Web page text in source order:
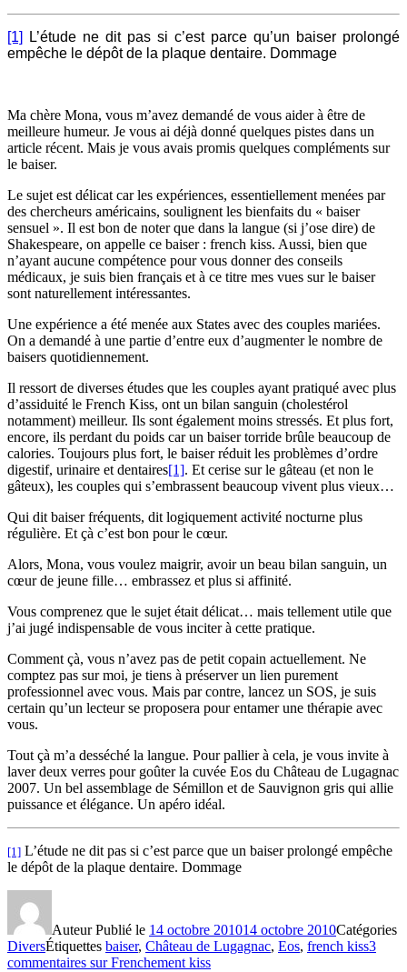
[1]
L’étude ne dit pas si c’est parce qu’un baiser prolongé
empêche le dépôt de la plaque dentaire. Dommage
Ma chère Mona, vous m’avez demandé de vous aider à être de
meilleure humeur. Je vous ai déjà donné quelques pistes dans un
article récent. Mais je vous avais promis quelques compléments sur
le baiser.
Le sujet est délicat car les expériences, essentiellement menées par
des chercheurs américains, soulignent les bienfaits du « baiser
sensuel ». Il est bon de noter que dans la langue (si j’ose dire) de
Shakespeare, on appelle ce baiser : french kiss. Aussi, bien que
n’ayant aucune compétence pour vous donner des conseils
médicaux, je suis bien français et à ce titre mes vues sur le baiser
sont naturellement intéressantes.
Une expérience a été menée aux States avec des couples mariées.
On a demandé à une partie d’entre eux d’augmenter le nombre de
baisers quotidiennement.
Il ressort de diverses études que les couples ayant pratiqué avec plus
d’assiduité le French Kiss, ont un bilan sanguin (cholestérol
notamment) meilleur. Ils sont également moins stressés. Et plus fort,
encore, ils perdant du poids car un baiser torride brûle beaucoup de
calories. Toujours plus fort, le baiser réduit les problèmes d’ordre
digestif, urinaire et dentaires[1]. Et cerise sur le gâteau (et non le
gâteux), les couples qui s’embrassent beaucoup vivent plus vieux…
Qui dit baiser fréquents, dit logiquement activité nocturne plus
régulière. Et çà c’est bon pour le cœur.
Alors, Mona, vous voulez maigrir, avoir un beau bilan sanguin, un
cœur de jeune fille… embrassez et plus si affinité.
Vous comprenez que le sujet était délicat… mais tellement utile que
j’ai jugé indispensable de vous inciter à cette pratique.
Comment çà, vous n’avez pas de petit copain actuellement. Ne
comptez pas sur moi, je tiens à préserver un lien purement
professionnel avec vous. Mais par contre, lancez un SOS, je suis
certain qu’un lecteur se proposera pour entamer une thérapie avec
vous.
Tout çà m’a desséché la langue. Pour pallier à cela, je vous invite à
laver deux verres pour goûter la cuvée Eos du Château de Lugagnac
2007. Un bel assemblage de Sémillon et de Sauvignon gris qui allie
puissance et élégance. Un apéro idéal.
[1] L’étude ne dit pas si c’est parce que un baiser prolongé empêche
le dépôt de la plaque dentaire. Dommage
AuteurPublié le 14 octobre 201014 octobre 2010Catégories
DiversÉtiquettes baiser, Château de Lugagnac, Eos, french kiss3
commentaires sur Frenchement kiss